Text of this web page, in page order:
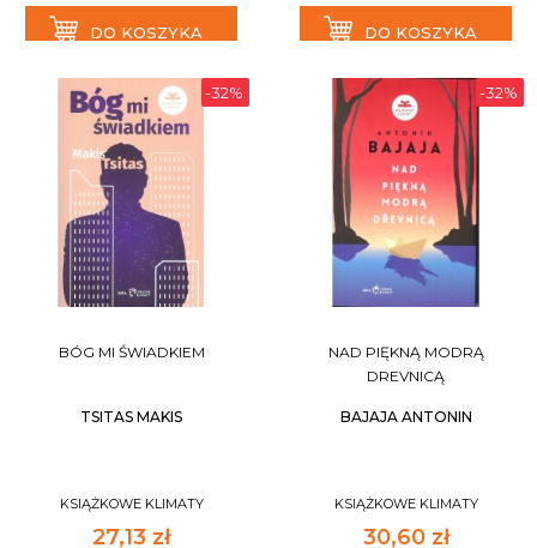
DO KOSZYKA DO KOSZYKA
-32%
BÓG MI ŚWIADKIEM
TSITAS MAKIS
KSIĄŻKOWE KLIMATY
27,13 zł
-32%
NAD PIĘKNĄ MODRĄ
DREVNICĄ
BAJAJA ANTONIN
KSIĄŻKOWE KLIMATY
30,60 zł